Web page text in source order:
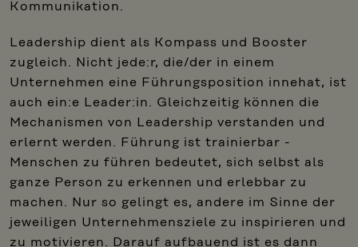
Kommunikation.
Leadership dient als Kompass und Booster
zugleich. Nicht jede:r, die/der in einem
Unternehmen eine Führungsposition innehat, ist
auch ein:e Leader:in. Gleichzeitig können die
Mechanismen von Leadership verstanden und
erlernt werden. Führung ist trainierbar -
Menschen zu führen bedeutet, sich selbst als
ganze Person zu erkennen und erlebbar zu
machen. Nur so gelingt es, andere im Sinne der
jeweiligen Unternehmensziele zu inspirieren und
zu motivieren. Darauf aufbauend ist es dann